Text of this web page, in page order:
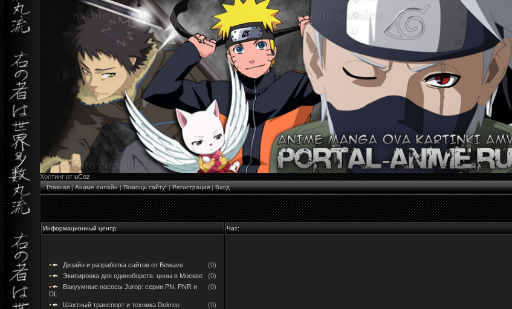
Хостинг отuCoz
Главная|Аниме онлайн|Помощь сайту!|Регистрация|Вход
Информационный центр: Чат:
Дизайн и разработка сайтов от Bewave
(0)
Экипировка для единоборств: цены в Москве
(0)
Вакуумные насосы Jurop: серии PN, PNR и
DL
(0)
Шахтный транспорт и техника Dekree
(0)